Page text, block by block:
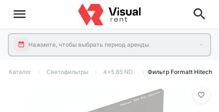
Нажмите, чтобы выбрать период аренды
Каталог Светофильтры 4x5.65 ND Фильтр Formatt Hitech